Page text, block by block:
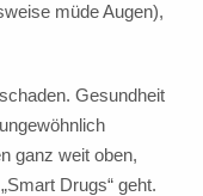
müde Augen),
Gesundheit
ganz weit oben,
Drugs“ geht.